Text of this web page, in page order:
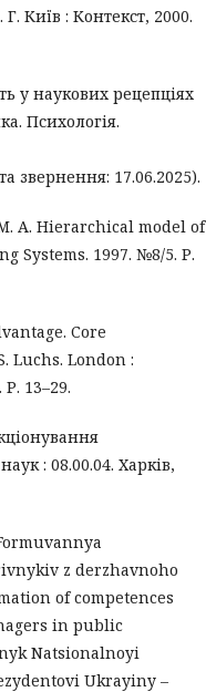
Г. Київ : Контекст, 2000.
у наукових рецепціях
Психологія.
звернення: 17.06.2025).
M. A. Hierarchical model of
Systems. 1997. №8/5. Р.
Core
Luchs. London :
13–29.
: 08.00.04. Харків,
z derzhavnoho
of competences
in public
Natsionalnoyi
Ukrayiny –